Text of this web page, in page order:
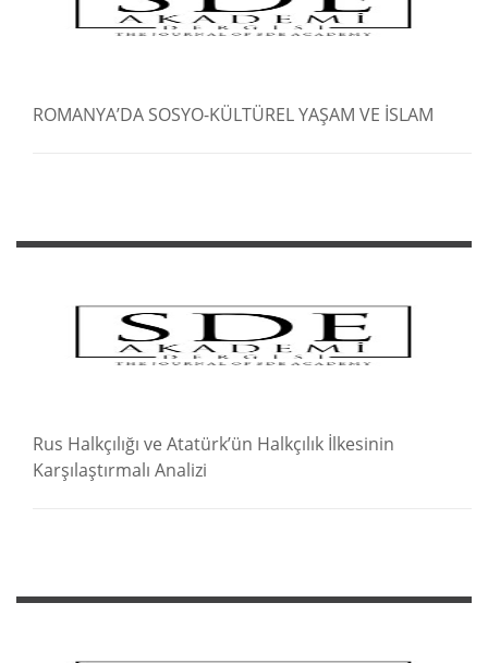
ROMANYA’DA SOSYO-KÜLTÜREL YAŞAM VE İSLAM
Rus Halkçılığı ve Atatürk’ün Halkçılık İlkesinin
Karşılaştırmalı Analizi